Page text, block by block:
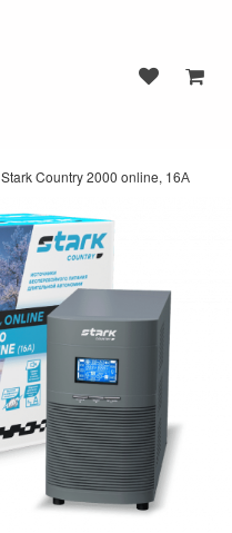
Stark Country 2000 online, 16А